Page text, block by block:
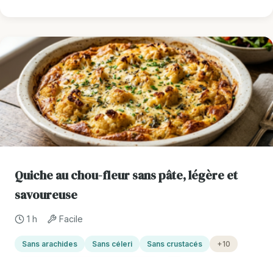
Quiche au chou-fleur sans pâte, légère et
savoureuse
1 h Facile
Sans arachides Sans céleri Sans crustacés +10